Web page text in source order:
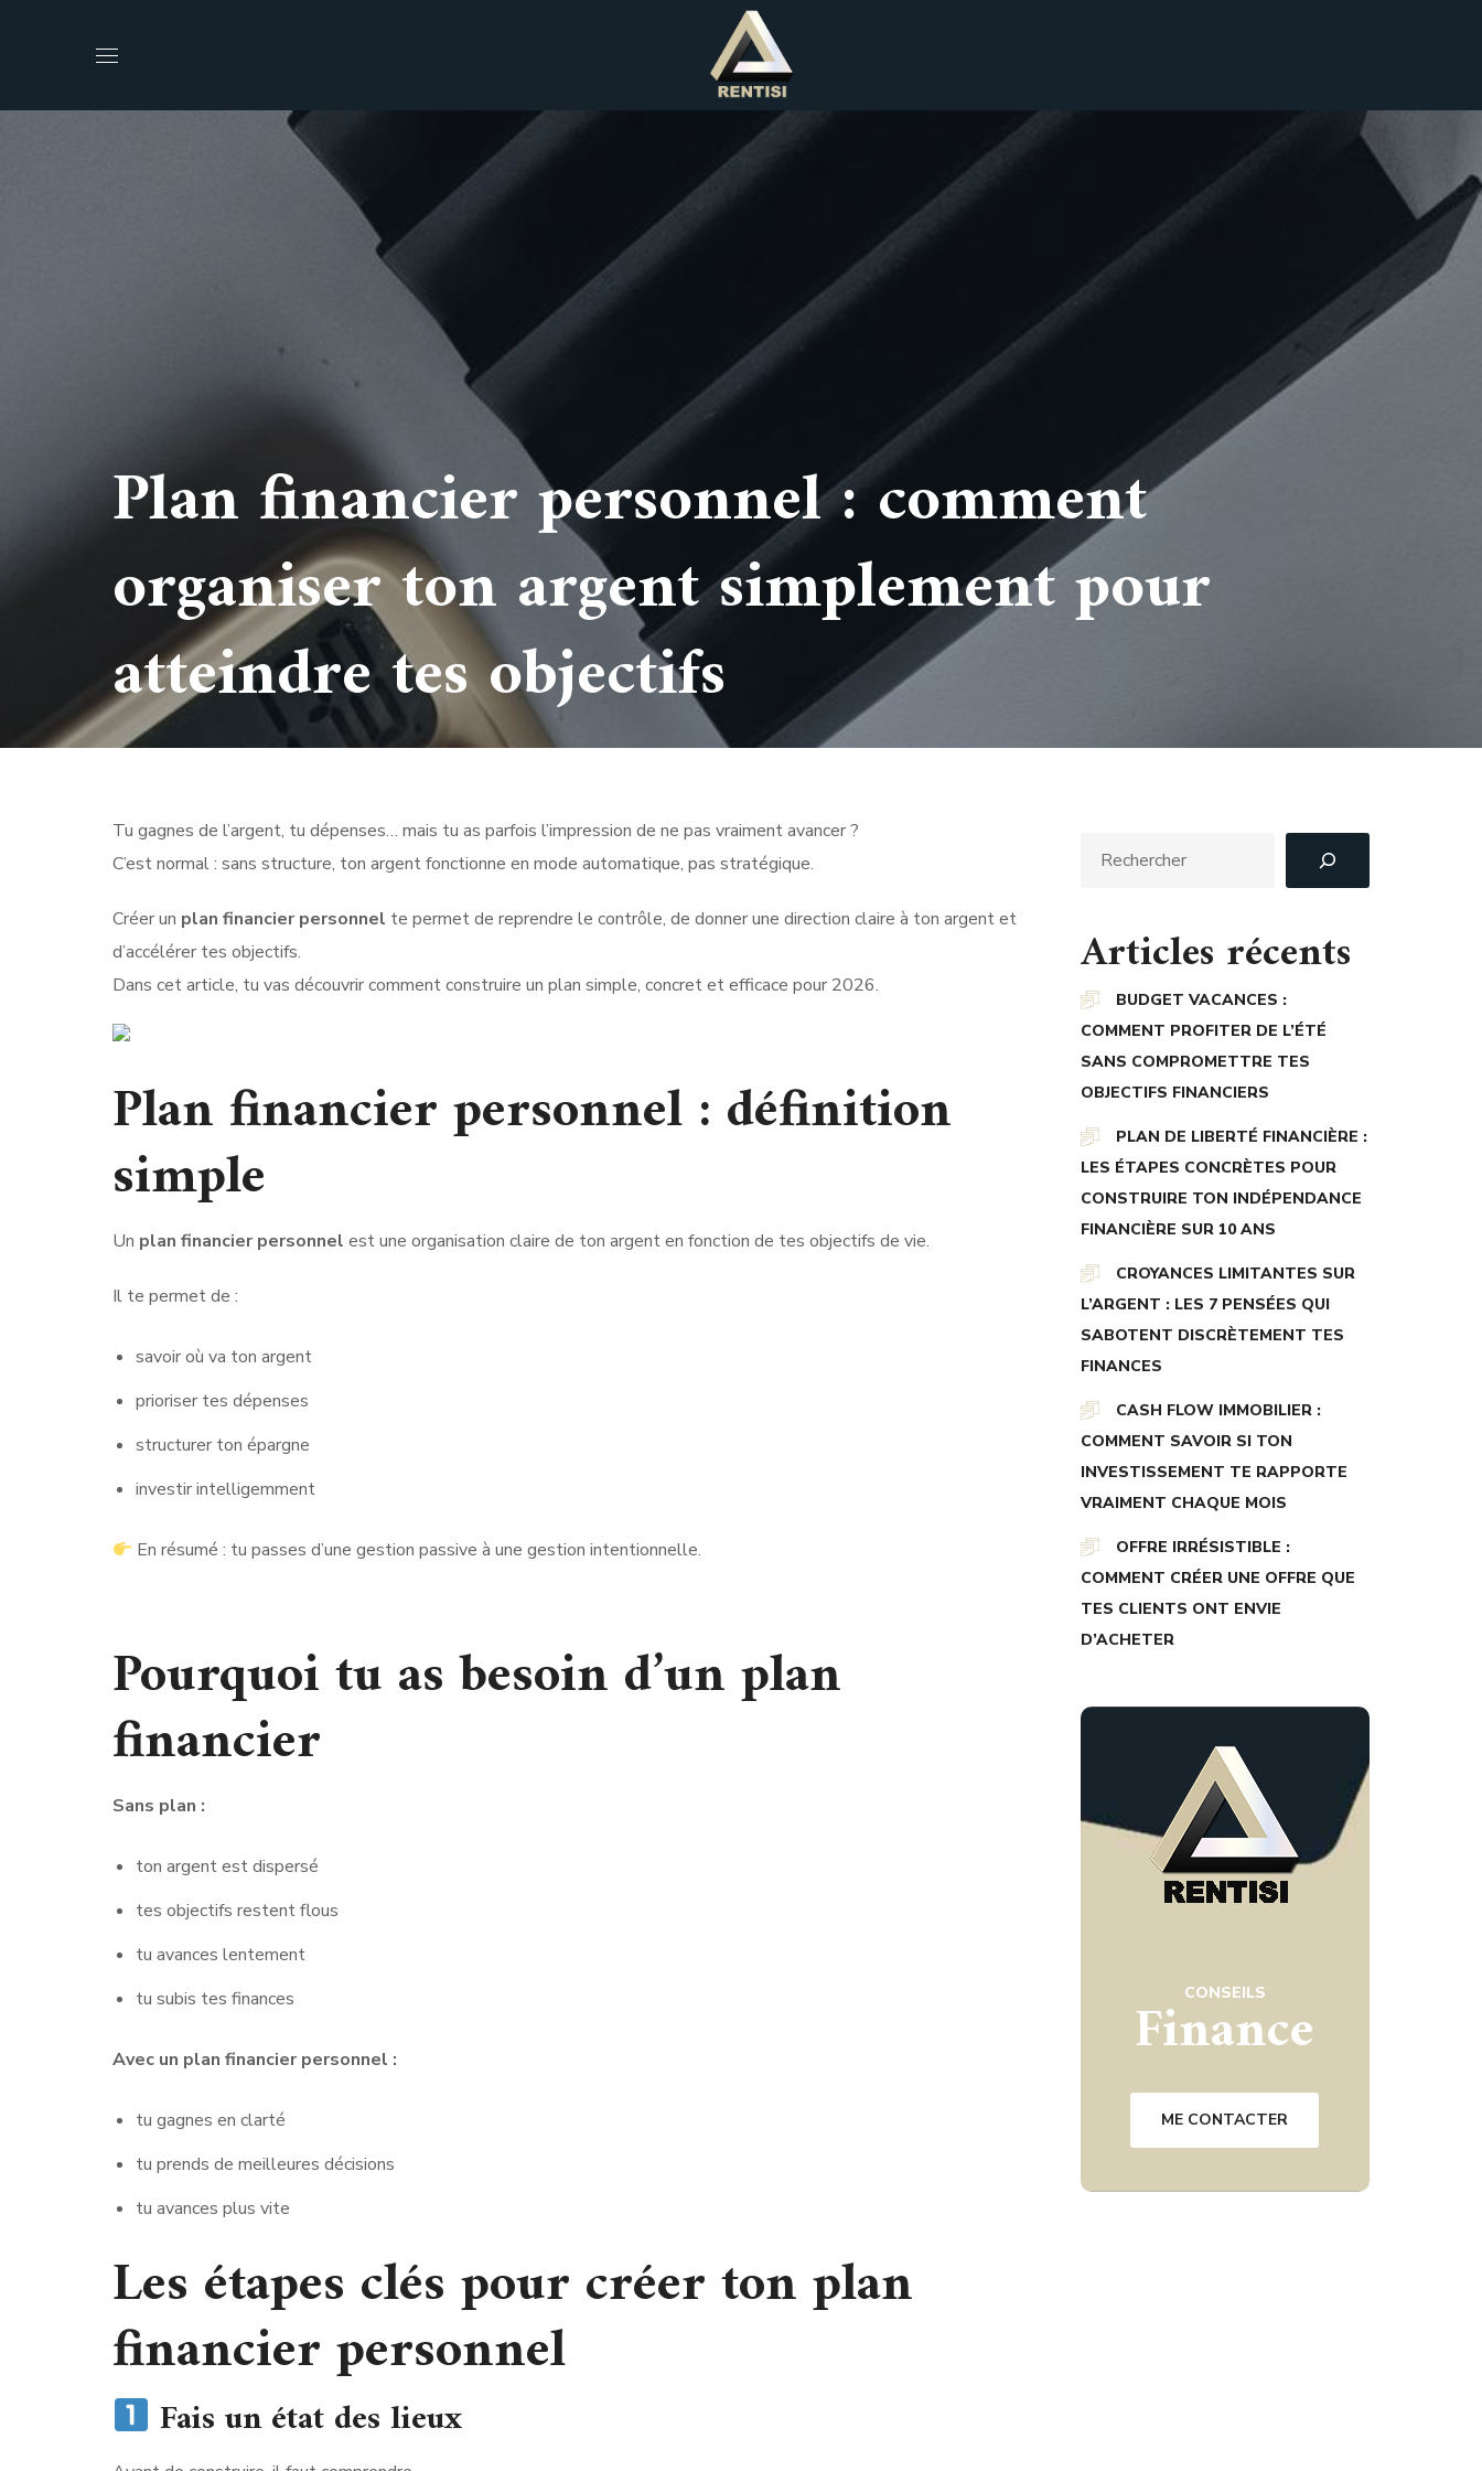
Plan financier personnel : comment
organiser ton argent simplement pour
atteindre tes objectifs
Tu gagnes de l’argent, tu dépenses… mais tu as parfois l’impression de ne pas vraiment avancer ?
C’est normal : sans structure, ton argent fonctionne en mode automatique, pas stratégique.
Créer un plan financier personnel te permet de reprendre le contrôle, de donner une direction claire à ton argent et
d’accélérer tes objectifs.
Dans cet article, tu vas découvrir comment construire un plan simple, concret et efficace pour 2026.
Plan financier personnel : définition
simple
Un plan financier personnel est une organisation claire de ton argent en fonction de tes objectifs de vie.
Il te permet de :
savoir où va ton argent
prioriser tes dépenses
structurer ton épargne
investir intelligemment
En résumé : tu passes d’une gestion passive à une gestion intentionnelle.
Pourquoi tu as besoin d’un plan
financier
Sans plan :
ton argent est dispersé
tes objectifs restent flous
tu avances lentement
tu subis tes finances
Avec un plan financier personnel :
tu gagnes en clarté
tu prends de meilleures décisions
tu avances plus vite
Les étapes clés pour créer ton plan
financier personnel
Fais un état des lieux
Articles récents
BUDGET VACANCES :
COMMENT PROFITER DE L’ÉTÉ
SANS COMPROMETTRE TES
OBJECTIFS FINANCIERS
PLAN DE LIBERTÉ FINANCIÈRE :
LES ÉTAPES CONCRÈTES POUR
CONSTRUIRE TON INDÉPENDANCE
FINANCIÈRE SUR 10 ANS
CROYANCES LIMITANTES SUR
L’ARGENT : LES 7 PENSÉES QUI
SABOTENT DISCRÈTEMENT TES
FINANCES
CASH FLOW IMMOBILIER :
COMMENT SAVOIR SI TON
INVESTISSEMENT TE RAPPORTE
VRAIMENT CHAQUE MOIS
OFFRE IRRÉSISTIBLE :
COMMENT CRÉER UNE OFFRE QUE
TES CLIENTS ONT ENVIE
D’ACHETER
CONSEILS
Finance
ME CONTACTER